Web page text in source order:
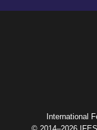
International